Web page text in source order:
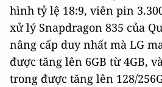
hình tỷ lệ 18:9, viên pin
xử lý Snapdragon 835 của
nâng cấp duy nhất mà LG
được tăng lên 6GB từ 4GB,
trong được tăng lên 128/